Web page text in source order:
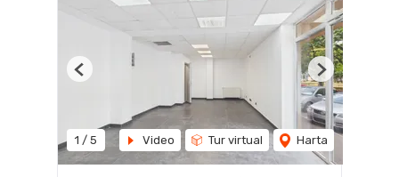
1 / 5 Video Tur virtual Harta
Previous Next